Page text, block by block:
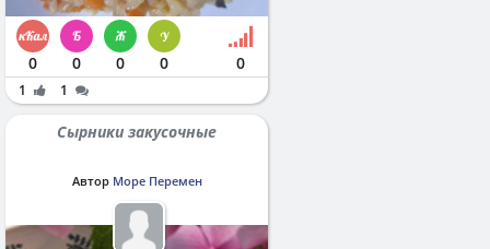
0 0 0 0 0
1 1
Сырники закусочные
Автор Море Перемен